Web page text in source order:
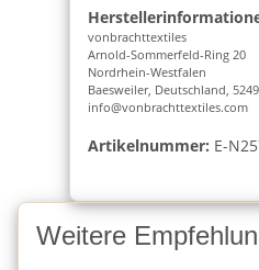
vonbrachttextiles
Arnold-Sommerfeld-Ring 20
Nordrhein-Westfalen
Baesweiler, Deutschland,
info@vonbrachttextiles.com
Artikelnummer: E-
Weitere